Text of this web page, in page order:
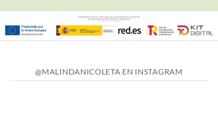
@MALINDANICOLETA EN INSTAGRAM